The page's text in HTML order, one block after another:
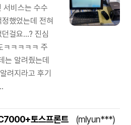
서비스는 수수
했었는데 전혀
걸요...? 진심
ㅋㅋㅋㅋㅋ 주
는 알려줬는데
려지라고 후기
토스프론트 (mlyun***)